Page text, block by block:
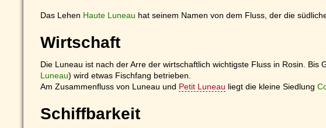
Das Lehen Haute Luneau hat seinem Namen von dem Fluss, der die
Wirtschaft
Die Luneau ist nach der Arre der wirtschaftlich wichtigste Fluss in Rosin.
Luneau) wird etwas Fischfang betrieben.
Am Zusammenfluss von Luneau und Petit Luneau liegt die kleine Siedlung
Schiffbarkeit